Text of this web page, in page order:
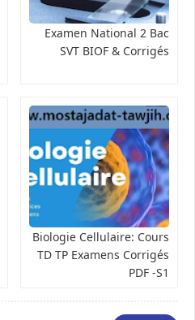
Examen National 2 Bac
SVT BIOF & Corrigés
Biologie Cellulaire: Cours
TD TP Examens Corrigés
PDF -S1